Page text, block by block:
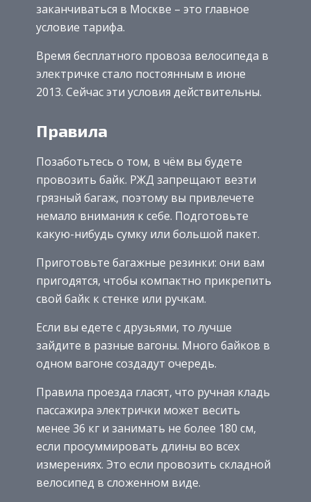
заканчиваться в Москве – это главное
условие тарифа.
Время бесплатного провоза велосипеда в
электричке стало постоянным в июне
2013. Сейчас эти условия действительны.
Правила
Позаботьтесь о том, в чём вы будете
провозить байк. РЖД запрещают везти
грязный багаж, поэтому вы привлечете
немало внимания к себе. Подготовьте
какую-нибудь сумку или большой пакет.
Приготовьте багажные резинки: они вам
пригодятся, чтобы компактно прикрепить
свой байк к стенке или ручкам.
Если вы едете с друзьями, то лучше
зайдите в разные вагоны. Много байков в
одном вагоне создадут очередь.
Правила проезда гласят, что ручная кладь
пассажира электрички может весить
менее 36 кг и занимать не более 180 см,
если просуммировать длины во всех
измерениях. Это если провозить складной
велосипед в сложенном виде.